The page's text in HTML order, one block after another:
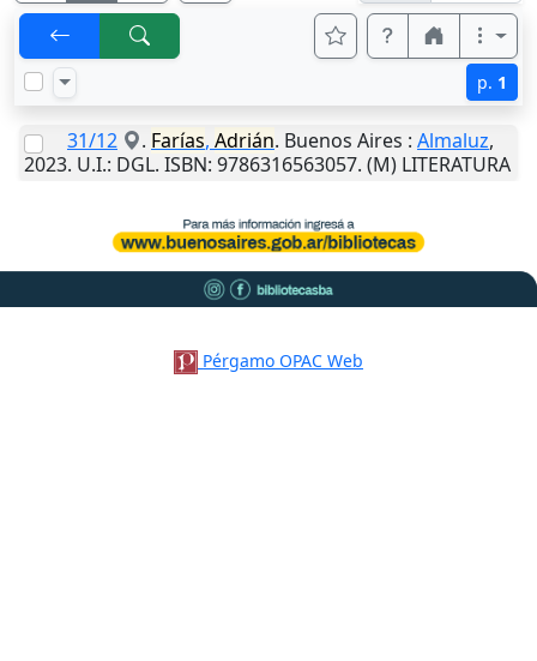
p. 1
31/12 . Farías, Adrián. Buenos Aires : Almaluz,
2023. U.I.: DGL. ISBN: 9786316563057. (M) LITERATURA
Pérgamo OPAC Web